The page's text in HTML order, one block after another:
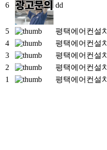
6 dd
5
평택에어컨설치
4
평택에어컨설치
3
평택에어컨설치
2
평택에어컨설치
1
평택에어컨설치